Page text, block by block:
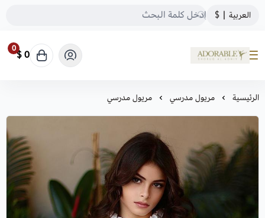
العربية |
$
ADORABLE
0 0 $
الرئيسية مريول مدرسي مريول مدرسي